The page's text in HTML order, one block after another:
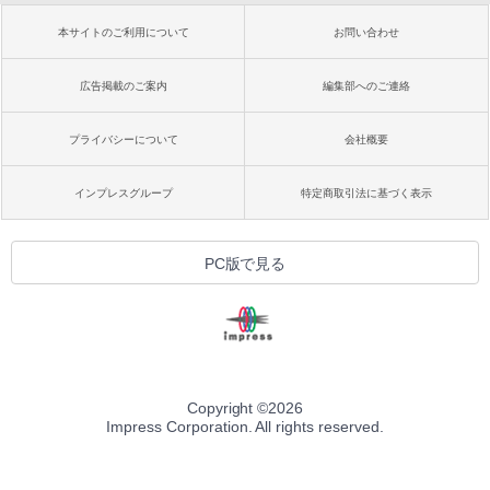
本サイトのご利用について お問い合わせ
広告掲載のご案内 編集部へのご連絡
プライバシーについて 会社概要
インプレスグループ 特定商取引法に基づく表示
PC版で見る
Copyright ©2026
Impress Corporation. All rights reserved.